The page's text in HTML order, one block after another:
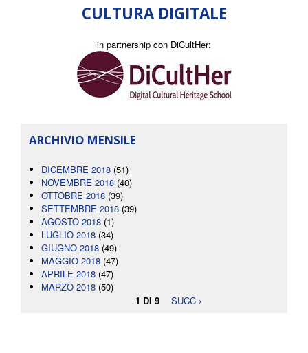
CULTURA DIGITALE
in partnership con DiCultHer:
ARCHIVIO MENSILE
DICEMBRE 2018 (51)
NOVEMBRE 2018 (40)
OTTOBRE 2018 (39)
SETTEMBRE 2018 (39)
AGOSTO 2018 (1)
LUGLIO 2018 (34)
GIUGNO 2018 (49)
MAGGIO 2018 (47)
APRILE 2018 (47)
MARZO 2018 (50)
1 DI 9
SUCC ›